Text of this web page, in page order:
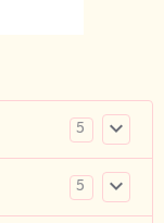
5
5